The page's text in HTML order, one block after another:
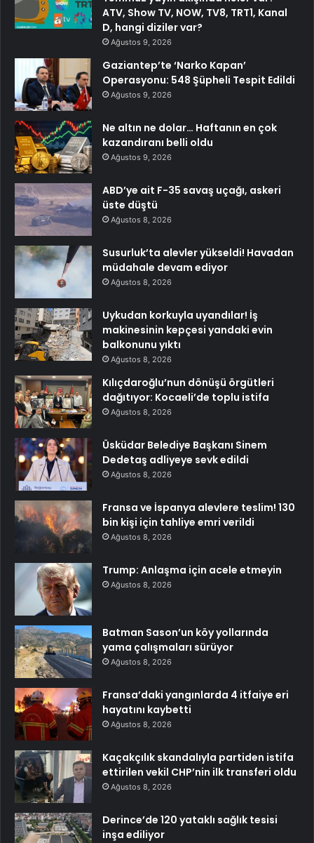
ATV, Show TV, NOW, TV8, TRT1, Kanal
D, hangi diziler var?
Ağustos 9, 2026
Gaziantep’te ‘Narko Kapan’
Operasyonu: 548 Şüpheli Tespit Edildi
Ağustos 9, 2026
Ne altın ne dolar… Haftanın en çok
kazandıranı belli oldu
Ağustos 9, 2026
ABD’ye ait F-35 savaş uçağı, askeri
üste düştü
Ağustos 8, 2026
Susurluk’ta alevler yükseldi! Havadan
müdahale devam ediyor
Ağustos 8, 2026
Uykudan korkuyla uyandılar! İş
makinesinin kepçesi yandaki evin
balkonunu yıktı
Ağustos 8, 2026
Kılıçdaroğlu’nun dönüşü örgütleri
dağıtıyor: Kocaeli’de toplu istifa
Ağustos 8, 2026
Üsküdar Belediye Başkanı Sinem
Dedetaş adliyeye sevk edildi
Ağustos 8, 2026
Fransa ve İspanya alevlere teslim! 130
bin kişi için tahliye emri verildi
Ağustos 8, 2026
Trump: Anlaşma için acele etmeyin
Ağustos 8, 2026
Batman Sason’un köy yollarında
yama çalışmaları sürüyor
Ağustos 8, 2026
Fransa’daki yangınlarda 4 itfaiye eri
hayatını kaybetti
Ağustos 8, 2026
Kaçakçılık skandalıyla partiden istifa
ettirilen vekil CHP’nin ilk transferi oldu
Ağustos 8, 2026
Derince’de 120 yataklı sağlık tesisi
inşa ediliyor